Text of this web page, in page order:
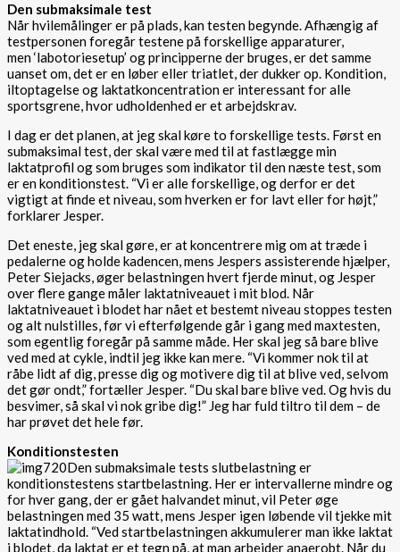
Den submaksimale test
Når hvilemålinger er på plads, kan testen begynde. Afhængig af
testpersonen foregår testene på forskellige apparaturer,
men ‘labotoriesetup’ og principperne der bruges, er det samme
uanset om, det er en løber eller triatlet, der dukker op. Kondition,
iltoptagelse og laktatkoncentration er interessant for alle
sportsgrene, hvor udholdenhed er et arbejdskrav.
I dag er det planen, at jeg skal køre to forskellige tests. Først en
submaksimal test, der skal være med til at fastlægge min
laktatprofil og som bruges som indikator til den næste test, som
er en konditionstest. “Vi er alle forskellige, og derfor er det
vigtigt at finde et niveau, som hverken er for lavt eller for højt,”
forklarer Jesper.
Det eneste, jeg skal gøre, er at koncentrere mig om at træde i
pedalerne og holde kadencen, mens Jespers assisterende hjælper,
Peter Siejacks, øger belastningen hvert fjerde minut, og Jesper
over flere gange måler laktatniveauet i mit blod. Når
laktatniveauet i blodet har nået et bestemt niveau stoppes testen
og alt nulstilles, før vi efterfølgende går i gang med maxtesten,
som egentlig foregår på samme måde. Her skal jeg så bare blive
ved med at cykle, indtil jeg ikke kan mere. “Vi kommer nok til at
råbe lidt af dig, presse dig og motivere dig til at blive ved, selvom
det gør ondt,” fortæller Jesper. “Du skal bare blive ved. Og hvis du
besvimer, så skal vi nok gribe dig!” Jeg har fuld tiltro til dem – de
har prøvet det hele før.
Konditionstesten
Den submaksimale tests slutbelastning er
konditionstestens startbelastning. Her er intervallerne mindre og
for hver gang, der er gået halvandet minut, vil Peter øge
belastningen med 35 watt, mens Jesper igen løbende vil tjekke mit
laktatindhold. “Ved startbelastningen akkumulerer man ikke laktat
i blodet, da laktat er et tegn på, at man arbejder anaerobt. Når du